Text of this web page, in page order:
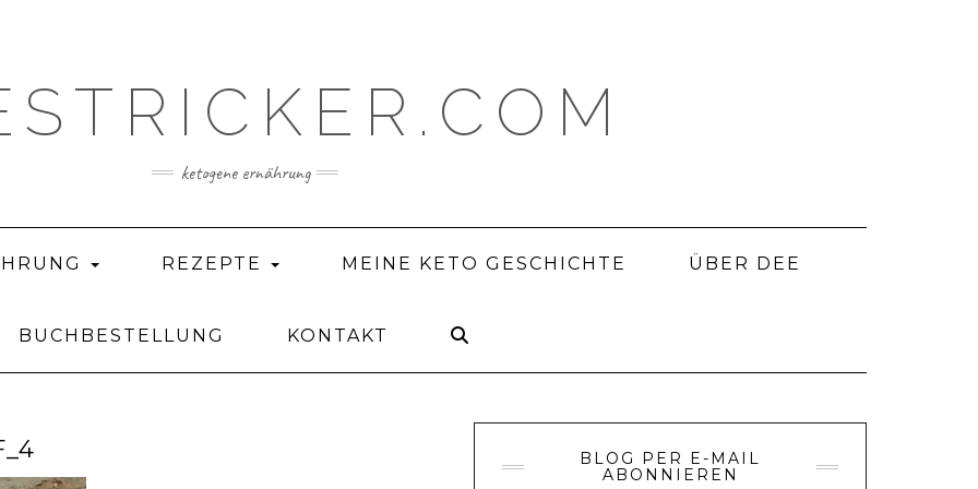
ketogene ernährung
REZEPTE MEINE KETO GESCHICHTE ÜBER DEE
BUCHBESTELLUNG KONTAKT
BLOG PER E-MAIL
ABONNIEREN